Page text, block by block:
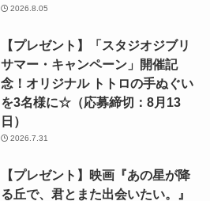
2026.8.05
【プレゼント】「スタジオジブリ
サマー・キャンペーン」開催記
念！オリジナル トトロの手ぬぐい
を3名様に☆（応募締切：8月13
日）
2026.7.31
【プレゼント】映画『あの星が降
る丘で、君とまた出会いたい。』